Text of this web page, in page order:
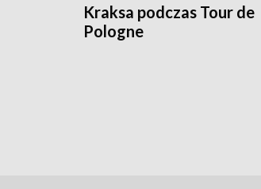
Kraksa podczas Tour de
Pologne